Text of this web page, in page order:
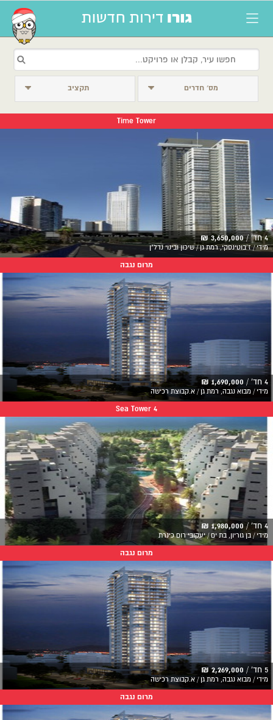
מס׳ חדרים תקציב
Time Tower
4 חד' / 3,650,000 ₪
מידי / ז'בוטינסקי, רמת גן / שיכון ובינוי נדל"ן
מרום נגבה
4 חד' / 1,690,000 ₪
מידי / מבוא נגבה, רמת גן / א.קבוצת רכישה
Sea Tower 4
4 חד' / 1,980,000 ₪
מידי / בן גוריון, בת ים / יעקובי רום כינרת
מרום נגבה
5 חד' / 2,269,000 ₪
מידי / מבוא נגבה, רמת גן / א.קבוצת רכישה
מרום נגבה